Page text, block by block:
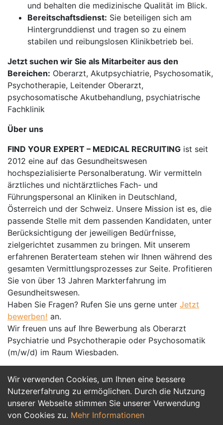
Wir verwenden Cookies, um Ihnen eine bessere
Nutzererfahrung zu ermöglichen. Durch die Nutzung
unserer Webseite stimmen Sie unserer Verwendung
von Cookies zu. Mehr Informationen
und behalten die medizinische Qualität im Blick.
Bereitschaftsdienst: Sie beteiligen sich am
Hintergrunddienst und tragen so zu einem
stabilen und reibungslosen Klinikbetrieb bei.
Jetzt suchen wir Sie als Mitarbeiter aus den
Bereichen: Oberarzt, Akutpsychiatrie, Psychosomatik,
Psychotherapie, Leitender Oberarzt,
psychosomatische Akutbehandlung, psychiatrische
Fachklinik
Über uns
FIND YOUR EXPERT – MEDICAL RECRUITING ist seit
2012 eine auf das Gesundheitswesen
hochspezialisierte Personalberatung. Wir vermitteln
ärztliches und nichtärztliches Fach- und
Führungspersonal an Kliniken in Deutschland,
Österreich und der Schweiz. Unsere Mission ist es, die
passende Stelle mit dem passenden Kandidaten, unter
Berücksichtigung der jeweiligen Bedürfnisse,
zielgerichtet zusammen zu bringen. Mit unserem
erfahrenen Beraterteam stehen wir Ihnen während des
gesamten Vermittlungsprozesses zur Seite. Profitieren
Sie von über 13 Jahren Markterfahrung im
Gesundheitswesen.
Haben Sie Fragen? Rufen Sie uns gerne unter Jetzt
bewerben! an.
Wir freuen uns auf Ihre Bewerbung als Oberarzt
Psychiatrie und Psychotherapie oder Psychosomatik
(m/w/d) im Raum Wiesbaden.
Jetzt Bewerben